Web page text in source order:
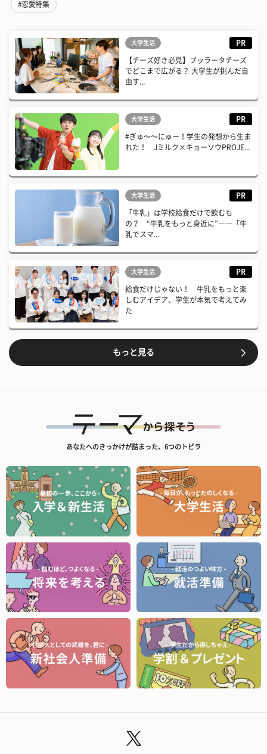
#恋愛特集
大学生活 PR
【チーズ好き必見】ブッラータチーズ
でどこまで広がる？ 大学生が挑んだ自
由す...
大学生活 PR
#ぎゅ〜〜にゅー！学生の発想から生ま
れた！ Jミルク×キョーソウPROJE...
大学生活 PR
「牛乳」は学校給食だけで飲むも
の？ “牛乳をもっと身近に”――「牛
乳でスマ...
大学生活 PR
給食だけじゃない！ 牛乳をもっと楽
しむアイデア、学生が本気で考えてみ
た
もっと見る
あなたへのきっかけが詰まった、6つのトビラ